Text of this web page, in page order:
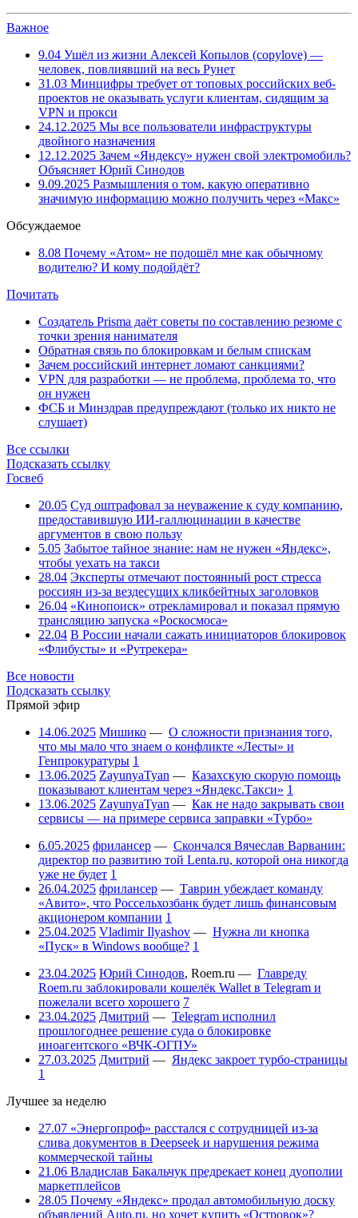
Важное
9.04 Ушёл из жизни Алексей Копылов (copylove) —
человек, повлиявший на весь Рунет
31.03 Минцифры требует от топовых российских веб-
проектов не оказывать услуги клиентам, сидящим за
VPN и прокси
24.12.2025 Мы все пользователи инфраструктуры
двойного назначения
12.12.2025 Зачем «Яндексу» нужен свой электромобиль?
Объясняет Юрий Синодов
9.09.2025 Размышления о том, какую оперативно
значимую информацию можно получить через «Макс»
Обсуждаемое
8.08 Почему «Атом» не подошёл мне как обычному
водителю? И кому подойдёт?
Почитать
Создатель Prisma даёт советы по составлению резюме с
точки зрения нанимателя
Обратная связь по блокировкам и белым спискам
Зачем российский интернет ломают санкциями?
VPN для разработки — не проблема, проблема то, что
он нужен
ФСБ и Минздрав предупреждают (только их никто не
слушает)
Все ссылки
Подсказать ссылку
Госвеб
20.05 Суд оштрафовал за неуважение к суду компанию,
предоставившую ИИ-галлюцинации в качестве
аргументов в свою пользу
5.05 Забытое тайное знание: нам не нужен «Яндекс»,
чтобы уехать на такси
28.04 Эксперты отмечают постоянный рост стресса
россиян из-за вездесущих кликбейтных заголовков
26.04 «Кинопоиск» отрекламировал и показал прямую
трансляцию запуска «Роскосмоса»
22.04 В России начали сажать инициаторов блокировок
«Флибусты» и «Рутрекера»
Все новости
Подсказать ссылку
Прямой эфир
14.06.2025 Мишико — О сложности признания того,
что мы мало что знаем о конфликте «Лесты» и
Генпрокуратуры 1
13.06.2025 ZayunyaTyan — Казахскую скорую помощь
показывают клиентам через «Яндекс.Такси» 1
13.06.2025 ZayunyaTyan — Как не надо закрывать свои
сервисы — на примере сервиса заправки «Турбо»
6.05.2025 фрилансер — Скончался Вячеслав Варванин:
директор по развитию той Lenta.ru, которой она никогда
уже не будет 1
26.04.2025 фрилансер — Таврин убеждает команду
«Авито», что Россельхозбанк будет лишь финансовым
акционером компании 1
25.04.2025 Vladimir Ilyashov — Нужна ли кнопка
«Пуск» в Windows вообще? 1
23.04.2025 Юрий Синодов, Roem.ru — Главреду
Roem.ru заблокировали кошелёк Wallet в Telegram и
пожелали всего хорошего 7
23.04.2025 Дмитрий — Telegram исполнил
прошлогоднее решение суда о блокировке
иноагентского «ВЧК-ОГПУ»
27.03.2025 Дмитрий — Яндекс закроет турбо-страницы
1
Лучшее за неделю
27.07 «Энергопроф» расстался с сотрудницей из-за
слива документов в Deepseek и нарушения режима
коммерческой тайны
21.06 Владислав Бакальчук предрекает конец дуополии
маркетплейсов
28.05 Почему «Яндекс» продал автомобильную доску
объявлений Auto.ru, но хочет купить «Островок»?